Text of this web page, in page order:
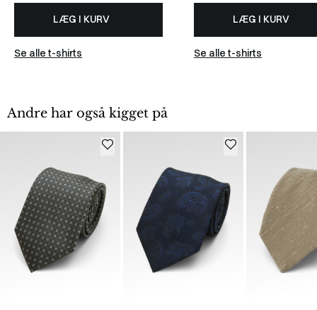
LÆG I KURV
Se alle t-shirts
LÆG I KURV
Se alle t-shirts
Andre har også kigget på